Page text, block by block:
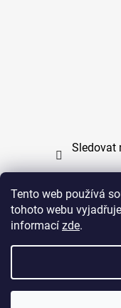
Tento web používá
tohoto webu
informací zde.
Sledovat
Copyright (c) 2011